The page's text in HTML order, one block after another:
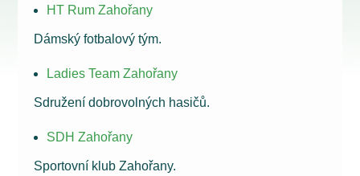
HT Rum Zahořany
Dámský fotbalový tým.
Ladies Team Zahořany
Sdružení dobrovolných hasičů.
SDH Zahořany
Sportovní klub Zahořany.